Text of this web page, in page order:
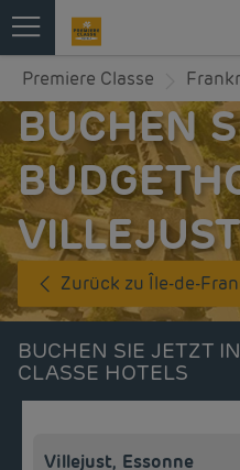
Premiere Classe
BUCHEN
VILLEJUST
Zurück zu Île-de-
BUCHEN SIE JETZT
CLASSE HOTELS